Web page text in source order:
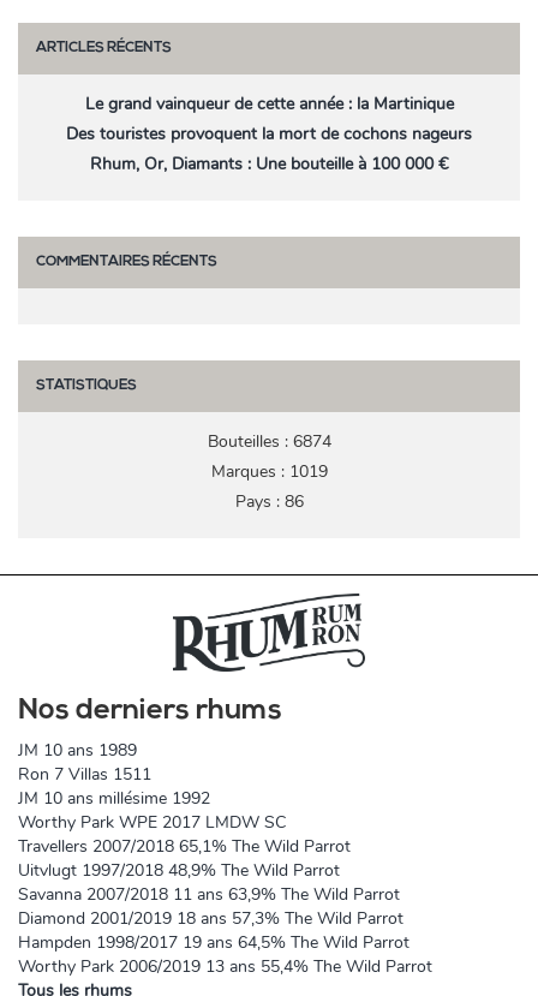
ARTICLES RÉCENTS
Le grand vainqueur de cette année : la Martinique
Des touristes provoquent la mort de cochons nageurs
Rhum, Or, Diamants : Une bouteille à 100 000 €
COMMENTAIRES RÉCENTS
STATISTIQUES
Bouteilles : 6874
Marques : 1019
Pays : 86
Nos derniers rhums
JM 10 ans 1989
Ron 7 Villas 1511
JM 10 ans millésime 1992
Worthy Park WPE 2017 LMDW SC
Travellers 2007/2018 65,1% The Wild Parrot
Uitvlugt 1997/2018 48,9% The Wild Parrot
Savanna 2007/2018 11 ans 63,9% The Wild Parrot
Diamond 2001/2019 18 ans 57,3% The Wild Parrot
Hampden 1998/2017 19 ans 64,5% The Wild Parrot
Worthy Park 2006/2019 13 ans 55,4% The Wild Parrot
Tous les rhums